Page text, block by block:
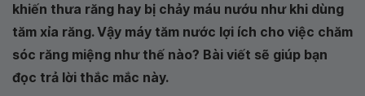
khiến thưa răng hay bị chảy máu nướu như khi dùng
tăm xỉa răng. Vậy máy tăm nước lợi ích cho việc chăm
sóc răng miệng như thế nào? Bài viết sẽ giúp bạn
đọc trả lời thắc mắc này.